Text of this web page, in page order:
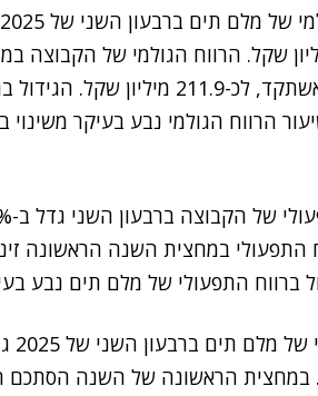
המקבילה אשתקד, לכ-211.9
הרווח הגולמי נבע בעיקר
ברווח התפעולי של מלם תים נבע